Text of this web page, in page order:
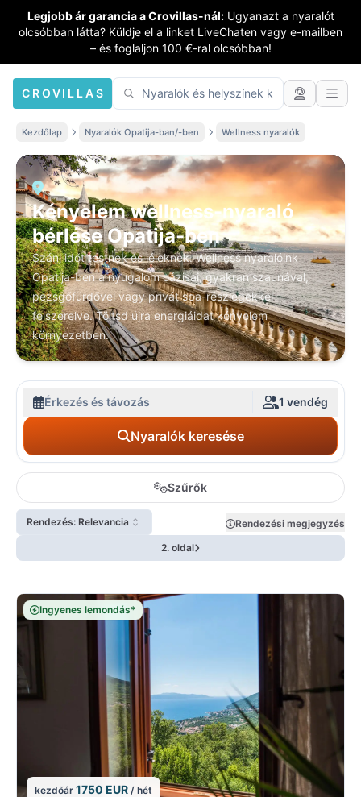
Legjobb ár garancia a Crovillas-nál: Ugyanazt a nyaralót
olcsóbban látta? Küldje el a linket LiveChaten vagy e-mailben
– és foglaljon 100 €-ral olcsóbban!
CROVILLAS
Kezdőlap Nyaralók Opatija-ban/-ben Wellness nyaralók
Kényelem wellness-nyaraló
bérlése Opatija-ben
Szánj időt testnek és léleknek. Wellness nyaralóink
Opatija-ben a nyugalom oázisai, gyakran szaunával,
pezsgőfürdővel vagy privát spa-részlegekkel
felszerelve. Töltsd újra energiáidat kényelem
környezetben.
Érkezés és távozás 1 vendég
Nyaralók keresése
Szűrők
Rendezés: Relevancia
Rendezési megjegyzés
2. oldal
Ingyenes lemondás*
kezdőár 1750 EUR / hét